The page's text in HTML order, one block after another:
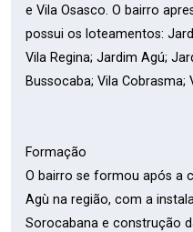
e Vila Osasco. O bairro
possui os loteamentos:
Vila Regina; Jardim Agú;
Bussocaba; Vila Cobrasma;
Formação
O bairro se formou após a
Agù na região, com a
Sorocabana e construção